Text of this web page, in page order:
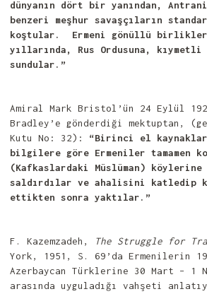
dünyanın dört bir yanından,
benzeri meşhur savaşçıların
koştular. Ermeni gönüllü birlikleri
yıllarında, Rus Ordusuna,
sundular.”
Amiral Mark Bristol’ün 24 Eylül
Bradley’e gönderdiği mektuptan,
Kutu No: 32): “Birinci el
bilgilere göre Ermeniler tamamen
(Kafkaslardaki Müslüman)
saldırdılar ve ahalisini katledip
ettikten sonra yaktılar.”
F. Kazemzadeh, The Struggle for
York, 1951, S. 69’da Ermenilerin
Azerbaycan Türklerine 30 Mart – 1
arasında uyguladığı vahşeti